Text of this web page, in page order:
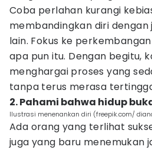
Coba perlahan kurangi
membandingkan diri
lain. Fokus ke
apa pun itu. Dengan begitu,
menghargai proses yang
tanpa terus merasa
2. Pahami bahwa hidup
Ilustrasi menenankan diri (freepik.com/
Ada orang yang terlihat
juga yang baru menemukan